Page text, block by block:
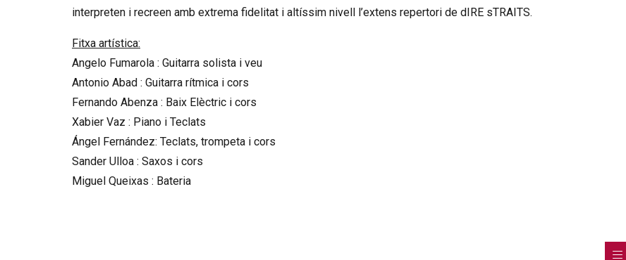
interpreten i recreen amb extrema fidelitat i altíssim nivell l’extens repertori de dIRE sTRAITS.
Fitxa artística:
Angelo Fumarola : Guitarra solista i veu
Antonio Abad : Guitarra rítmica i cors
Fernando Abenza : Baix Elèctric i cors
Xabier Vaz : Piano i Teclats
Ángel Fernández: Teclats, trompeta i cors
Sander Ulloa : Saxos i cors
Miguel Queixas : Bateria